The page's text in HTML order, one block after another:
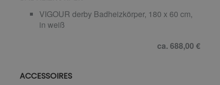
VIGOUR derby Badheizkörper, 180 x 60 cm,
in weiß
ca. 688,00 €
ACCESSOIRES